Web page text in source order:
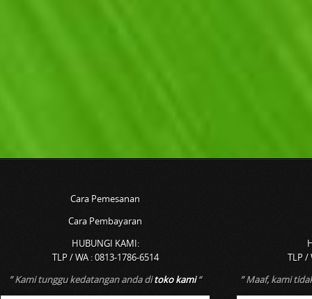
Cara Pemesanan
Cara Pembayaran
HUBUNGI KAMI:
TLP / WA : 0813-1786-6514
” Kami tunggu kedatangan anda ditoko kami“
TLP /
” Maaf, kami